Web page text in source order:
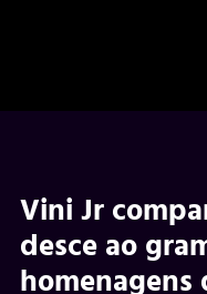
Vini Jr
desce ao
homenagens